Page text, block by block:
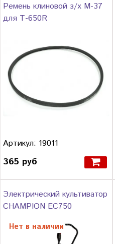
Ремень клиновой з/х М-37
для Т-650R
Артикул: 19011
365 руб
Электрический культиватор
CHAMPION EC750
Нет в наличии